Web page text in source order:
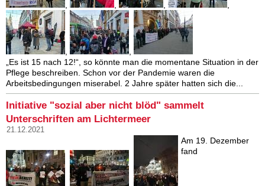
, , , ,
,
,
„Es ist 15 nach 12!“, so könnte man die momentane Situation in der
Pflege beschreiben. Schon vor der Pandemie waren die
Arbeitsbedingungen miserabel. 2 Jahre später hatten sich die...
Initiative "sozial aber nicht blöd" sammelt
Unterschriften am Lichtermeer
21.12.2021
Am 19. Dezember
fand